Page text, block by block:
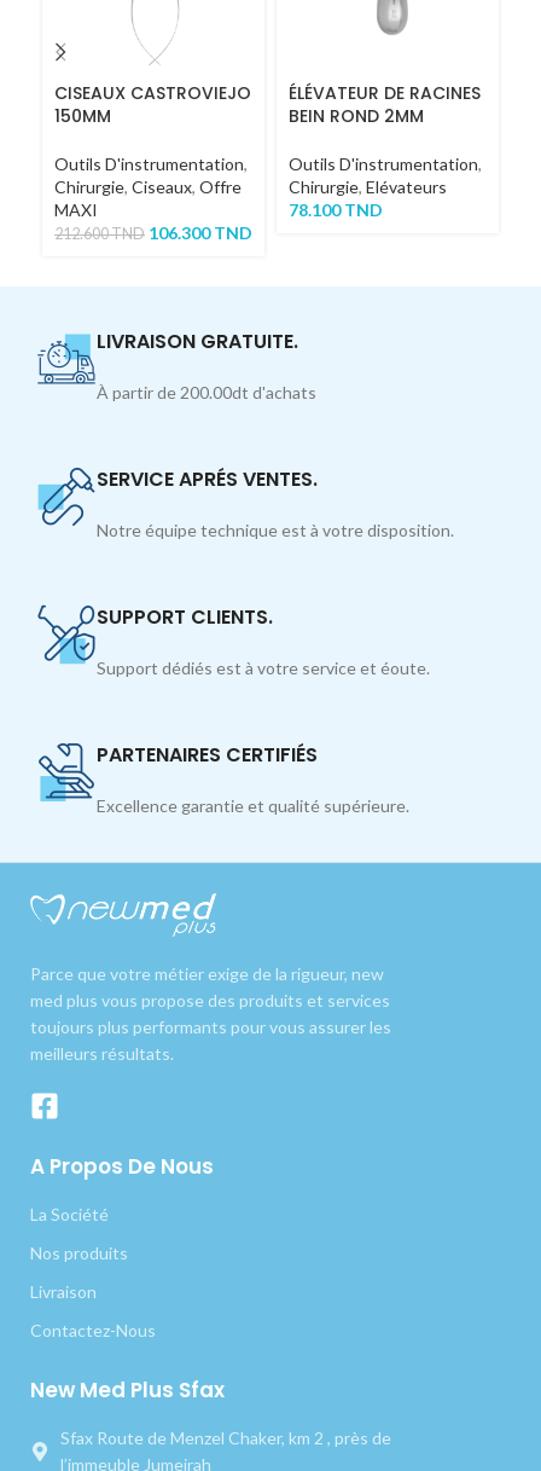
CISEAUX CASTROVIEJO
150MM
Outils D'instrumentation,
Chirurgie, Ciseaux, Offre
MAXI
212.600TND 106.300TND
ÉLÉVATEUR DE RACINES
BEIN ROND 2MM
Outils D'instrumentation,
Chirurgie, Elévateurs
78.100TND
LIVRAISON GRATUITE.
À partir de 200.00dt d'achats
SERVICE APRÉS VENTES.
Notre équipe technique est à votre disposition.
SUPPORT CLIENTS.
Support dédiés est à votre service et éoute.
PARTENAIRES CERTIFIÉS
Excellence garantie et qualité supérieure.
Parce que votre métier exige de la rigueur, new
med plus vous propose des produits et services
toujours plus performants pour vous assurer les
meilleurs résultats.
A Propos De Nous
La Société
Nos produits
Livraison
Contactez-Nous
New Med Plus Sfax
Sfax Route de Menzel Chaker, km 2 , près de
l’immeuble Jumeirah